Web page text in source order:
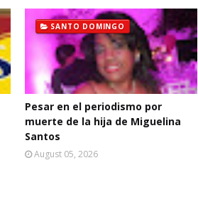
SANTO DOMINGO
Pesar en el periodismo por
muerte de la hija de Miguelina
Santos
August 05, 2026